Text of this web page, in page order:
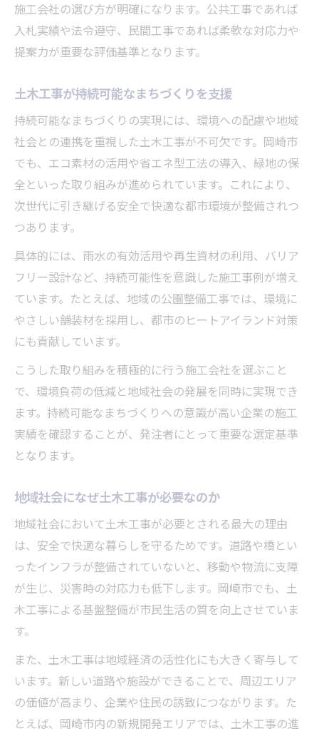
施工会社の選び方が明確になります。公共工事であれば
入札実績や法令遵守、民間工事であれば柔軟な対応力や
提案力が重要な評価基準となります。
土木工事が持続可能なまちづくりを支援
持続可能なまちづくりの実現には、環境への配慮や地域
社会との連携を重視した土木工事が不可欠です。岡崎市
でも、エコ素材の活用や省エネ型工法の導入、緑地の保
全といった取り組みが進められています。これにより、
次世代に引き継げる安全で快適な都市環境が整備されつ
つあります。
具体的には、雨水の有効活用や再生資材の利用、バリア
フリー設計など、持続可能性を意識した施工事例が増え
ています。たとえば、地域の公園整備工事では、環境に
やさしい舗装材を採用し、都市のヒートアイランド対策
にも貢献しています。
こうした取り組みを積極的に行う施工会社を選ぶこと
で、環境負荷の低減と地域社会の発展を同時に実現でき
ます。持続可能なまちづくりへの意識が高い企業の施工
実績を確認することが、発注者にとって重要な選定基準
となります。
地域社会になぜ土木工事が必要なのか
地域社会において土木工事が必要とされる最大の理由
は、安全で快適な暮らしを守るためです。道路や橋とい
ったインフラが整備されていないと、移動や物流に支障
が生じ、災害時の対応力も低下します。岡崎市でも、土
木工事による基盤整備が市民生活の質を向上させていま
す。
また、土木工事は地域経済の活性化にも大きく寄与して
います。新しい道路や施設ができることで、周辺エリア
の価値が高まり、企業や住民の誘致につながります。た
とえば、岡崎市内の新規開発エリアでは、土木工事の進